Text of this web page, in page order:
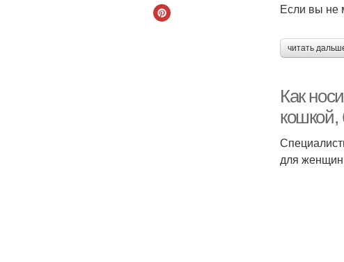
Если вы не
читать
Как
кошкой,
для